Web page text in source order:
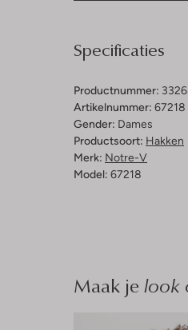
Specificaties
Productnummer:
Artikelnummer: 67218
Gender: Dames
Productsoort: Hakken
Merk: Notre-V
Model: 67218
Maak je look